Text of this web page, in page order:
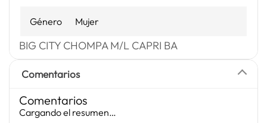
Género Mujer
BIG CITY CHOMPA M/L CAPRI BA
Comentarios
Comentarios
Cargando el resumen…